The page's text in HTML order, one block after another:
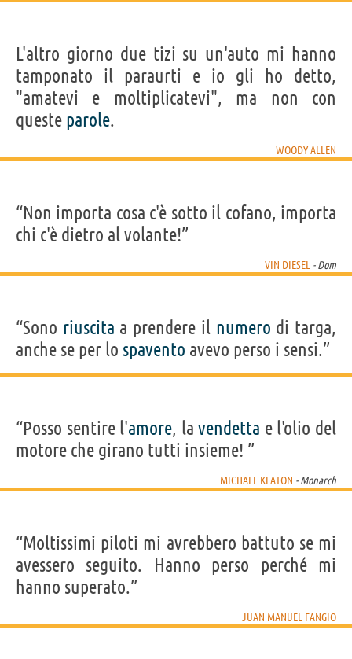
L'altro giorno due tizi su un'auto mi hanno
tamponato il paraurti e io gli ho detto,
"amatevi e moltiplicatevi", ma non con
queste parole.
WOODY ALLEN
“Non importa cosa c'è sotto il cofano, importa
chi c'è dietro al volante!”
VIN DIESEL - Dom
“Sono riuscita a prendere il numero di targa,
anche se per lo spavento avevo perso i sensi.”
“Posso sentire l'amore, lavendetta e l'olio del
motore che girano tutti insieme! ”
MICHAEL KEATON - Monarch
“Moltissimi piloti mi avrebbero battuto se mi
avessero seguito. Hanno perso perché mi
hanno superato.”
JUAN MANUEL FANGIO